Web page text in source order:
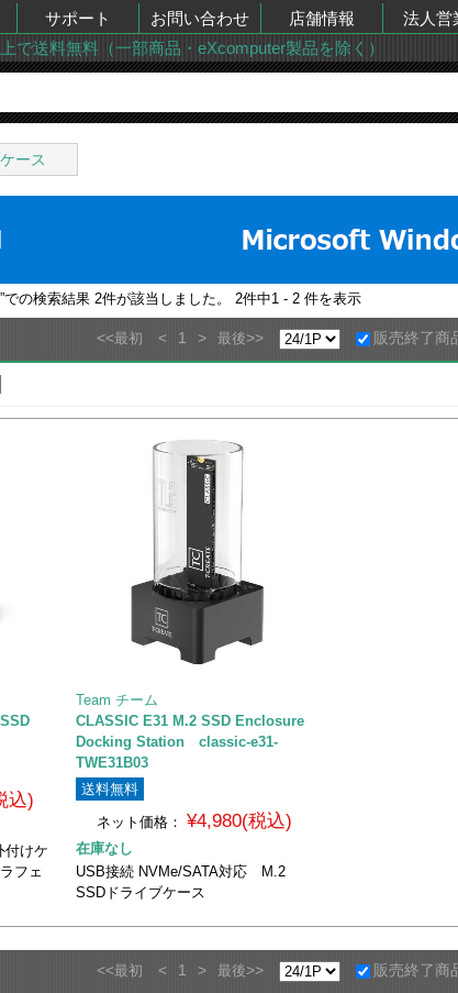
サポート お問い合わせ 店舗情報 法人営
で送料無料（一部商品・eXcomputer製品を除く）
ース
”での検索結果 2件が該当しました。 2件中1 - 2 件を表示
<<最初 < 1 > 最後>> 販売終了商
込)
付けケ
フェ
Team チーム
CLASSIC E31 M.2 SSD Enclosure
Docking Station classic-e31-
TWE31B03
送料無料
ネット価格： ¥4,980(税込)
在庫なし
USB接続 NVMe/SATA対応 M.2
SSDドライブケース
<<最初 < 1 > 最後>> 販売終了商